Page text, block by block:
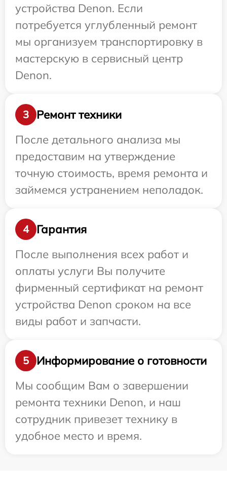
устройства Denon. Если
потребуется углубленный ремонт
мы организуем транспортировку в
мастерскую в сервисный центр
Denon.
3
Ремонт техники
После детального анализа мы
предоставим на утверждение
точную стоимость, время ремонта и
займемся устранением неполадок.
4
Гарантия
После выполнения всех работ и
оплаты услуги Вы получите
фирменный сертификат на ремонт
устройства Denon сроком на все
виды работ и запчасти.
5
Информирование о готовности
Мы сообщим Вам о завершении
ремонта техники Denon, и наш
сотрудник привезет технику в
удобное место и время.